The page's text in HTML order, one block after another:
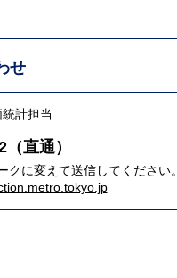
せ
計担当
直通）
に変えて送信してください。